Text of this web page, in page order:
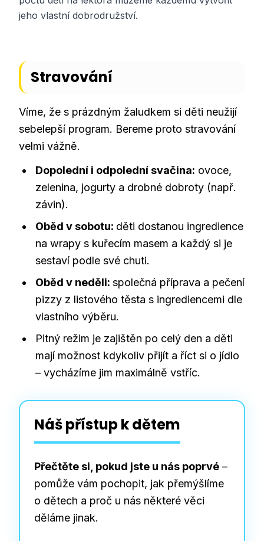
jeho vlastní dobrodružství.
Stravování
Víme, že s prázdným žaludkem si děti neužijí
sebelepší program. Bereme proto stravování
velmi vážně.
Dopolední i odpolední svačina: ovoce,
zelenina, jogurty a drobné dobroty (např.
závin).
Oběd v sobotu: děti dostanou ingredience
na wrapy s kuřecím masem a každý si je
sestaví podle své chuti.
Oběd v neděli: společná příprava a pečení
pizzy z listového těsta s ingrediencemi dle
vlastního výběru.
Pitný režim je zajištěn po celý den a děti
mají možnost kdykoliv přijít a říct si o jídlo
– vycházíme jim maximálně vstříc.
Náš přístup k dětem
Přečtěte si, pokud jste u nás poprvé –
pomůže vám pochopit, jak přemýšlíme
o dětech a proč u nás některé věci
děláme jinak.